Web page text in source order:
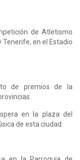
de Atletismo
en el Estadio
de premios de la
en la plaza del
de esta ciudad.